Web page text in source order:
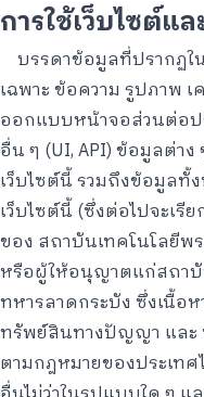
การใช้เว็บไซต์
บรรดาข้อมูลที่ปรากฏใ
เฉพาะ ข้อความ รูปภาพ
ออกแบบหน้าจอส่วนต่อ
อื่น ๆ (UI, API) ข้อมูลต่า
เว็บไซต์นี้ รวมถึงข้อมูลทั้
เว็บไซต์นี้ (ซึ่งต่อไปจะเรี
ของ สถาบันเทคโนโลยีพ
หรือผู้ให้อนุญาตแก่สถาบั
ทหารลาดกระบัง ซึ่งเนื้อ
ทรัพย์สินทางปัญญา และ
ตามกฎหมายของประเท